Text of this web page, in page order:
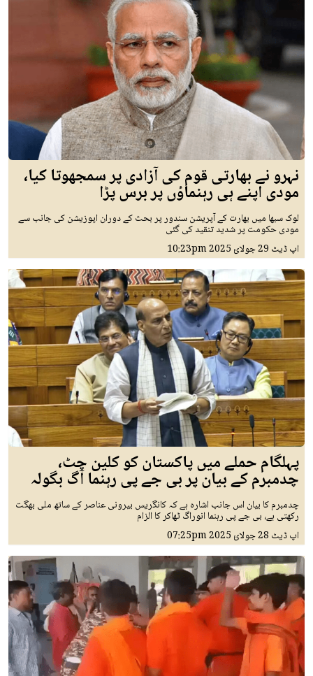
نہرو نے بھارتی قوم کی آزادی پر سمجھوتا کیا،
مودی اپنے ہی رہنماؤں پر برس پڑا
لوک سبھا میں بھارت کے آپریشن سندور پر بحث کے دوران اپوزیشن کی جانب سے
مودی حکومت پر شدید تنقید کی گئی
اپ ڈیٹ 29 جولائ 2025 10:23pm
پہلگام حملے میں پاکستان کو کلین چٹ،
چدمبرم کے بیان پر بی جے پی رہنما آگ بگولہ
چدمبرم کا بیان اس جانب اشارہ ہے کہ کانگریس بیرونی عناصر کے ساتھ ملی بھگت
رکھتی ہے، بی جے پی رہنما انوراگ ٹھاکر کا الزام
اپ ڈیٹ 28 جولائ 2025 07:25pm